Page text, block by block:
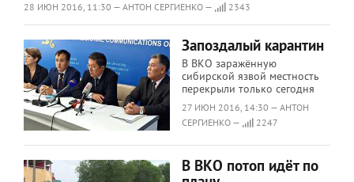
28 ИЮН 2016, 11:30 — АНТОН СЕРГИЕНКО — 2343
Запоздалый карантин
В ВКО заражённую
сибирской язвой местность
перекрыли только сегодня
27 ИЮН 2016, 14:30 — АНТОН
СЕРГИЕНКО —
2247
В ВКО потоп идёт по